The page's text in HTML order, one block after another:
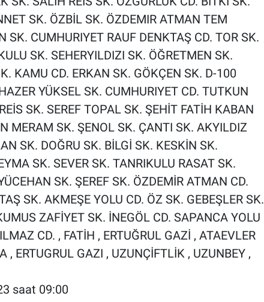
SK. ÖZBİL SK. ÖZDEMIR ATMAN TEM
SK. CUMHURIYET RAUF DENKTAŞ CD. TOR SK.
SK. SEHERYILDIZI SK. ÖĞRETMEN SK.
KAMU CD. ERKAN SK. GÖKÇEN SK. D-100
YÜKSEL SK. CUMHURIYET CD. TUTKUN
SK. SEREF TOPAL SK. ŞEHİT FATİH KABAN
MERAM SK. ŞENOL SK. ÇANTI SK. AKYILDIZ
SK. DOĞRU SK. BİLGİ SK. KESKİN SK.
SK. SEVER SK. TANRIKULU RASAT SK.
SK. ŞEREF SK. ÖZDEMİR ATMAN CD.
SK. AKMEŞE YOLU CD. ÖZ SK. GEBEŞLER SK.
ZAFİYET SK. İNEGÖL CD. SAPANCA YOLU
CD. , FATİH , ERTUĞRUL GAZİ , ATAEVLER
, ERTUGRUL GAZI , UZUNÇİFTLİK , UZUNBEY ,
saat 09:00